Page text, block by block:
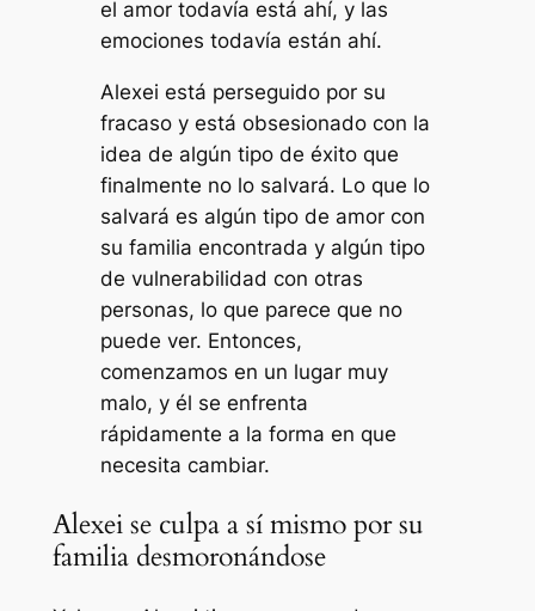
el amor todavía está ahí, y las
emociones todavía están ahí.
Alexei está perseguido por su
fracaso y está obsesionado con la
idea de algún tipo de éxito que
finalmente no lo salvará. Lo que lo
salvará es algún tipo de amor con
su familia encontrada y algún tipo
de vulnerabilidad con otras
personas, lo que parece que no
puede ver. Entonces,
comenzamos en un lugar muy
malo, y él se enfrenta
rápidamente a la forma en que
necesita cambiar.
Alexei se culpa a sí mismo por su
familia desmoronándose